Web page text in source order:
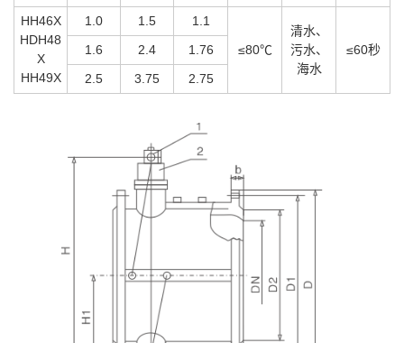
HH46X
HDH48
X
HH49X
1.0 1.5
1.1
≤80℃
清水、
污水、
海水
≤60秒
1.6 2.4
1.76
2.5
3.75 2.75